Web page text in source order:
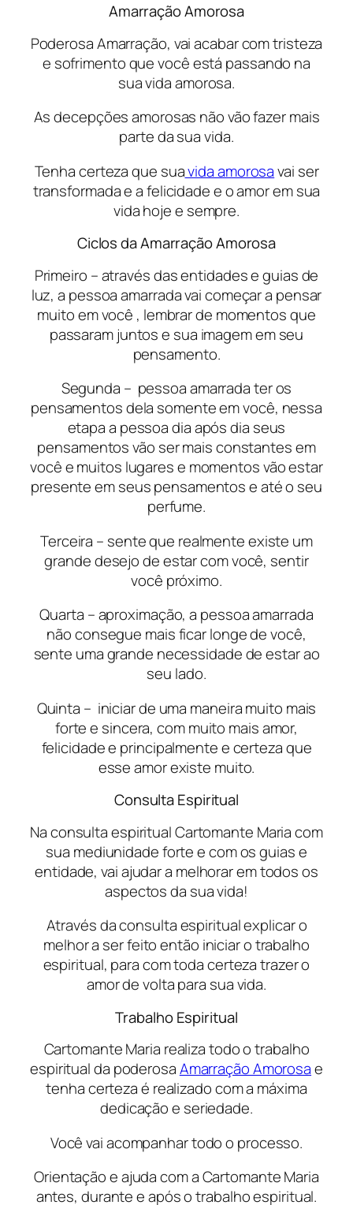
Amarração Amorosa
Poderosa Amarração, vai acabar com tristeza
e sofrimento que você está passando na
sua vida amorosa.
As decepções amorosas não vão fazer mais
parte da sua vida.
Tenha certeza que suavida amorosavai ser
transformada e a felicidade e o amor em sua
vida hoje e sempre.
Ciclos da Amarração Amorosa
Primeiro – através das entidades e guias de
luz, a pessoa amarrada vai começar a pensar
muito em você , lembrar de momentos que
passaram juntos e sua imagem em seu
pensamento.
Segunda – pessoa amarrada ter os
pensamentos dela somente em você, nessa
etapa a pessoa dia após dia seus
pensamentos vão ser mais constantes em
você e muitos lugares e momentos vão estar
presente em seus pensamentos e até o seu
perfume.
Terceira – sente que realmente existe um
grande desejo de estar com você, sentir
você próximo.
Quarta – aproximação, a pessoa amarrada
não consegue mais ficar longe de você,
sente uma grande necessidade de estar ao
seu lado.
Quinta – iniciar de uma maneira muito mais
forte e sincera, com muito mais amor,
felicidade e principalmente e certeza que
esse amor existe muito.
Consulta Espiritual
Na consulta espiritual Cartomante Maria com
sua mediunidade forte e com os guias e
entidade, vai ajudar a melhorar em todos os
aspectos da sua vida!
Através da consulta espiritual explicar o
melhor a ser feito então iniciar o trabalho
espiritual, para com toda certeza trazer o
amor de volta para sua vida.
Trabalho Espiritual
Cartomante Maria realiza todo o trabalho
espiritual da poderosaAmarração Amorosae
tenha certeza é realizado com a máxima
dedicação e seriedade.
Você vai acompanhar todo o processo.
Orientação e ajuda com a Cartomante Maria
antes, durante e após o trabalho espiritual.